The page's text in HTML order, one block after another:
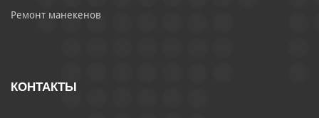
Ремонт манекенов
КОНТАКТЫ